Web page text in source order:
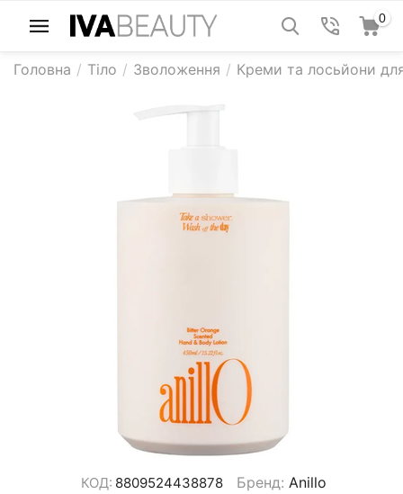
0
Головна / Тіло / Зволоження / Креми та лосьйони
КОД: 8809524438878 Бренд: Anillo